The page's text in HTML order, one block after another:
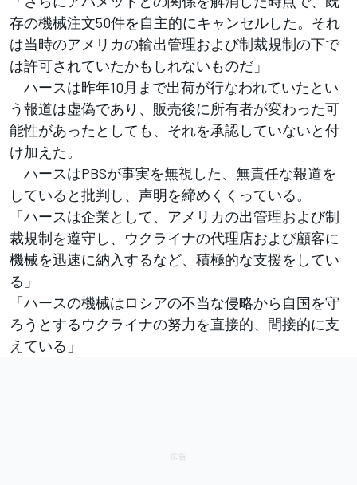
存の機械注文50件を自主的にキャンセルした。それ
は当時のアメリカの輸出管理および制裁規制の下で
は許可されていたかもしれないものだ」
ハースは昨年10月まで出荷が行なわれていたとい
う報道は虚偽であり、販売後に所有者が変わった可
能性があったとしても、それを承認していないと付
け加えた。
ハースはPBSが事実を無視した、無責任な報道を
していると批判し、声明を締めくくっている。
「ハースは企業として、アメリカの出管理および制
裁規制を遵守し、ウクライナの代理店および顧客に
機械を迅速に納入するなど、積極的な支援をしてい
る」
「ハースの機械はロシアの不当な侵略から自国を守
ろうとするウクライナの努力を直接的、間接的に支
えている」